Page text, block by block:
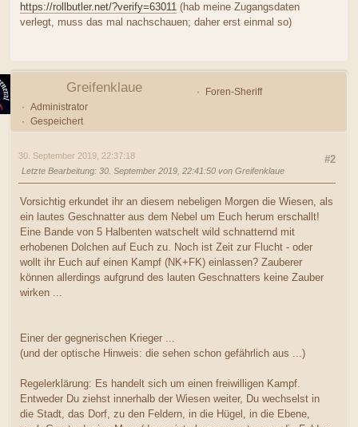
https://rollbutler.net/?verify=63011 (hab meine Zugangsdaten
verlegt, muss das mal nachschauen; daher erst einmal so)
Greifenklaue
Foren-Sheriff
Administrator
Gespeichert
#2
30. September 2019, 22:37:18
Letzte Bearbeitung: 30. September 2019, 22:41:50 von Greifenklaue
Vorsichtig erkundet ihr an diesem nebeligen Morgen die Wiesen, als
ein lautes Geschnatter aus dem Nebel um Euch herum erschallt!
Eine Bande von 5 Halbenten watschelt wild schnatternd mit
erhobenen Dolchen auf Euch zu. Noch ist Zeit zur Flucht - oder
wollt ihr Euch auf einen Kampf (NK+FK) einlassen? Zauberer
können allerdings aufgrund des lauten Geschnatters keine Zauber
wirken ...
Einer der gegnerischen Krieger ...
(und der optische Hinweis: die sehen schon gefährlich aus ...)
Regelerklärung: Es handelt sich um einen freiwilligen Kampf.
Entweder Du ziehst innerhalb der Wiesen weiter, Du wechselst in
die Stadt, das Dorf, zu den Feldern, in die Hügel, in die Ebene,